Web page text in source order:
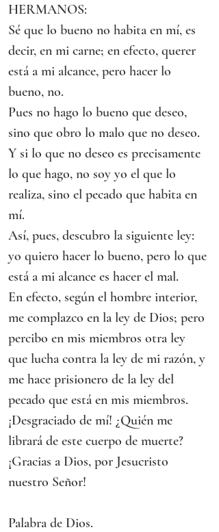
HERMANOS:
Sé que lo bueno no habita en mí, es
decir, en mi carne; en efecto, querer
está a mi alcance, pero hacer lo
bueno, no.
Pues no hago lo bueno que deseo,
sino que obro lo malo que no deseo.
Y si lo que no deseo es precisamente
lo que hago, no soy yo el que lo
realiza, sino el pecado que habita en
mí.
Así, pues, descubro la siguiente ley:
yo quiero hacer lo bueno, pero lo que
está a mi alcance es hacer el mal.
En efecto, según el hombre interior,
me complazco en la ley de Dios; pero
percibo en mis miembros otra ley
que lucha contra la ley de mi razón, y
me hace prisionero de la ley del
pecado que está en mis miembros.
¡Desgraciado de mí! ¿Quién me
librará de este cuerpo de muerte?
¡Gracias a Dios, por Jesucristo
nuestro Señor!
Palabra de Dios.